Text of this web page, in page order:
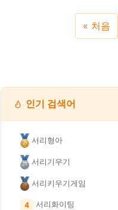
« 처음
인기 검색어
서리형아
서리기우기
서리키우기게임
4 서리화이팅